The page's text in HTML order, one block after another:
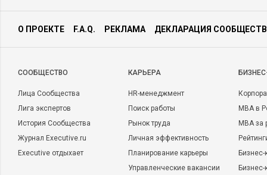
О ПРОЕКТЕ F.A.Q. РЕКЛАМА ДЕКЛАРАЦИЯ
CООБЩЕСТВО
Лица Сообщества
Лига экспертов
История Сообщества
Журнал Executive.ru
Executive отдыхает
КАРЬЕРА
HR-менеджмент
Поиск работы
Рынок труда
Личная эффективность
Планирование карьеры
Управленческие вакансии
MBA в
MBA
Бизнес-